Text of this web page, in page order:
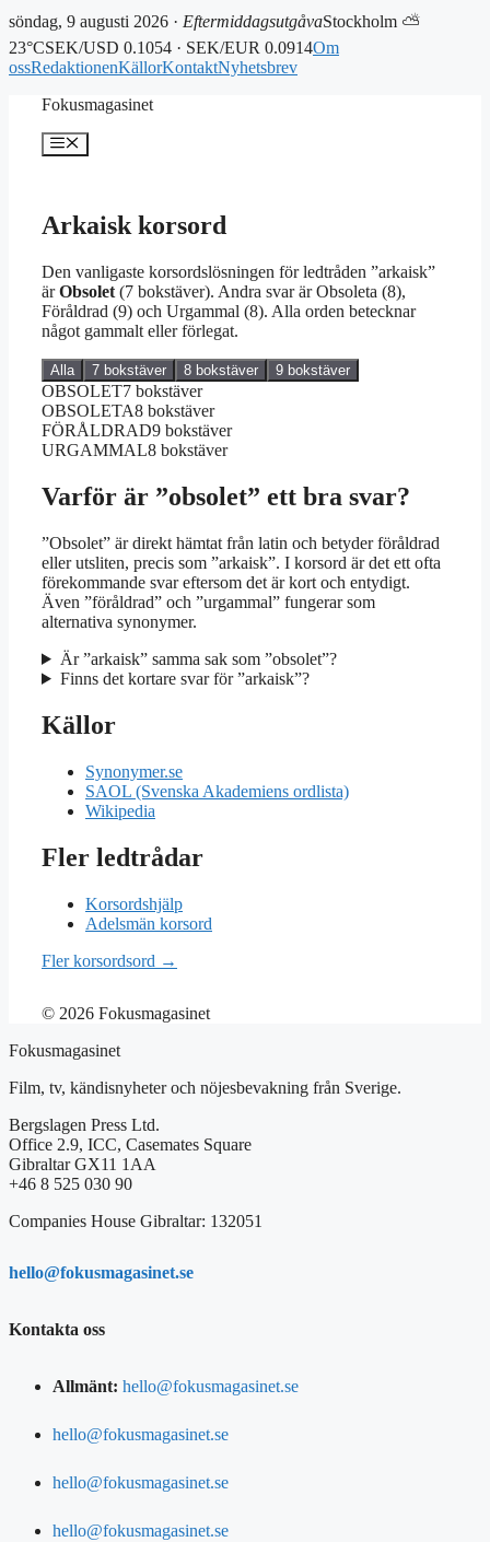
söndag, 9 augusti 2026 · EftermiddagsutgåvaStockholm ⛅
23°CSEK/USD 0.1054 · SEK/EUR 0.0914Om
ossRedaktionenKällorKontaktNyhetsbrev
Fokusmagasinet
Meny
Arkaisk korsord
Den vanligaste korsordslösningen för ledtråden ”arkaisk”
ärObsolet (7 bokstäver). Andra svar är Obsoleta (8),
Föråldrad (9) och Urgammal (8). Alla orden betecknar
något gammalt eller förlegat.
Alla 7 bokstäver 8 bokstäver 9 bokstäver
OBSOLET7 bokstäver
OBSOLETA8 bokstäver
FÖRÅLDRAD9 bokstäver
URGAMMAL8 bokstäver
Varför är ”obsolet” ett bra svar?
”Obsolet” är direkt hämtat från latin och betyder föråldrad
eller utsliten, precis som ”arkaisk”. I korsord är det ett ofta
förekommande svar eftersom det är kort och entydigt.
Även ”föråldrad” och ”urgammal” fungerar som
alternativa synonymer.
Är ”arkaisk” samma sak som ”obsolet”?
Finns det kortare svar för ”arkaisk”?
Källor
Synonymer.se
SAOL (Svenska Akademiens ordlista)
Wikipedia
Fler ledtrådar
Korsordshjälp
Adelsmän korsord
Fler korsordsord →
© 2026 Fokusmagasinet
Fokusmagasinet
Film, tv, kändisnyheter och nöjesbevakning från Sverige.
Bergslagen Press Ltd.
Office 2.9, ICC, Casemates Square
Gibraltar GX11 1AA
+46 8 525 030 90
Companies House Gibraltar: 132051
hello@fokusmagasinet.se
Kontakta oss
Allmänt: hello@fokusmagasinet.se
hello@fokusmagasinet.se
hello@fokusmagasinet.se
hello@fokusmagasinet.se